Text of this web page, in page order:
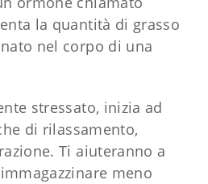
la quantità di grasso
nel corpo di una
stressato, inizia ad
di rilassamento,
Ti aiuteranno a
meno